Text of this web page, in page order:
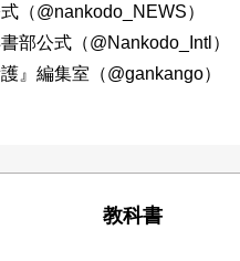
（@nankodo_NEWS）
部公式（@Nankodo_Intl）
』編集室（@gankango）
教科書